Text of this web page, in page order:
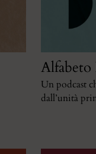
Alfabeto
Un podcast
dall’unità